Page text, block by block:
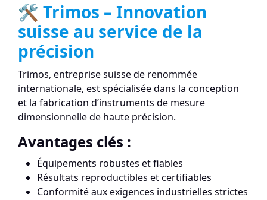
🛠️ Trimos – Innovation
suisse au service de la
précision
Trimos, entreprise suisse de renommée
internationale, est spécialisée dans la conception
et la fabrication d’instruments de mesure
dimensionnelle de haute précision.
Avantages clés :
Équipements robustes et fiables
Résultats reproductibles et certifiables
Conformité aux exigences industrielles strictes